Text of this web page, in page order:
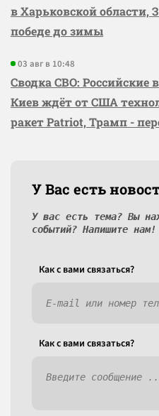
в Харьковской области,
победе до зимы
03 авг в 10:48
Сводка СВО: Российские
Киев ждёт от США
ракет Patriot, Трамп -
У Вас есть
У вас есть тема? Вы
событий? Напишите нам!
Как c вами связаться?
Как c вами связаться?